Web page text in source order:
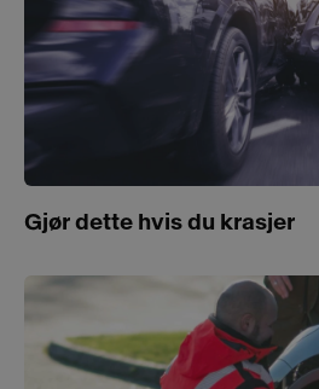
Gjør dette hvis du krasjer